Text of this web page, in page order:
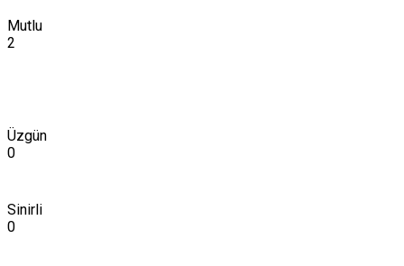
Mutlu
2
Üzgün
0
Sinirli
0